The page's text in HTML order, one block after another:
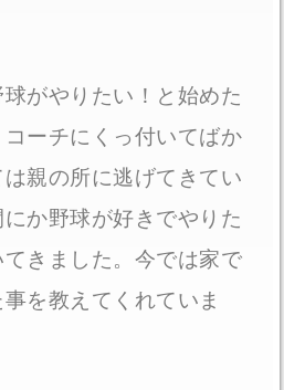
がやりたい！と始めた
ーチにくっ付いてばか
親の所に逃げてきてい
か野球が好きでやりた
きました。今では家で
を教えてくれていま